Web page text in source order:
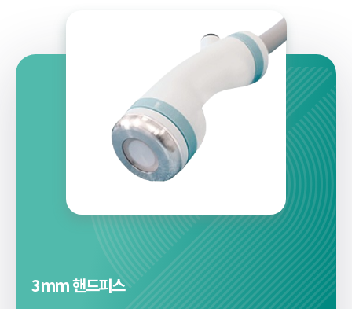
3mm 핸드피스